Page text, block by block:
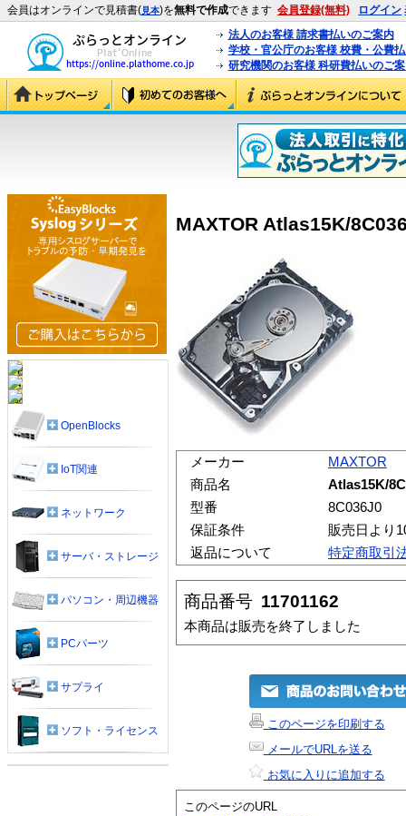
会員はオンラインで見積書(見本)を無料で作成できます 会員登録(無料) ログイン
法人のお客様 請求書払いのご案内
学校・官公庁のお客様 校費・公費
研究機関のお客様 科研費払いのご
MAXTOR Atlas15K/
メーカー
MAXTOR
商品名
Atlas15K/
型番
8C036J0
保証条件
販売日より
返品について
特定商取引
商品番号 11701162
本商品は販売を終了しました
このページを印刷する
メールでURLを送る
お気に入りに追加する
このページのURL
OpenBlocks
IoT関連
ネットワーク
サーバ・ストレージ
パソコン・周辺機器
PCパーツ
サプライ
ソフト・ライセンス